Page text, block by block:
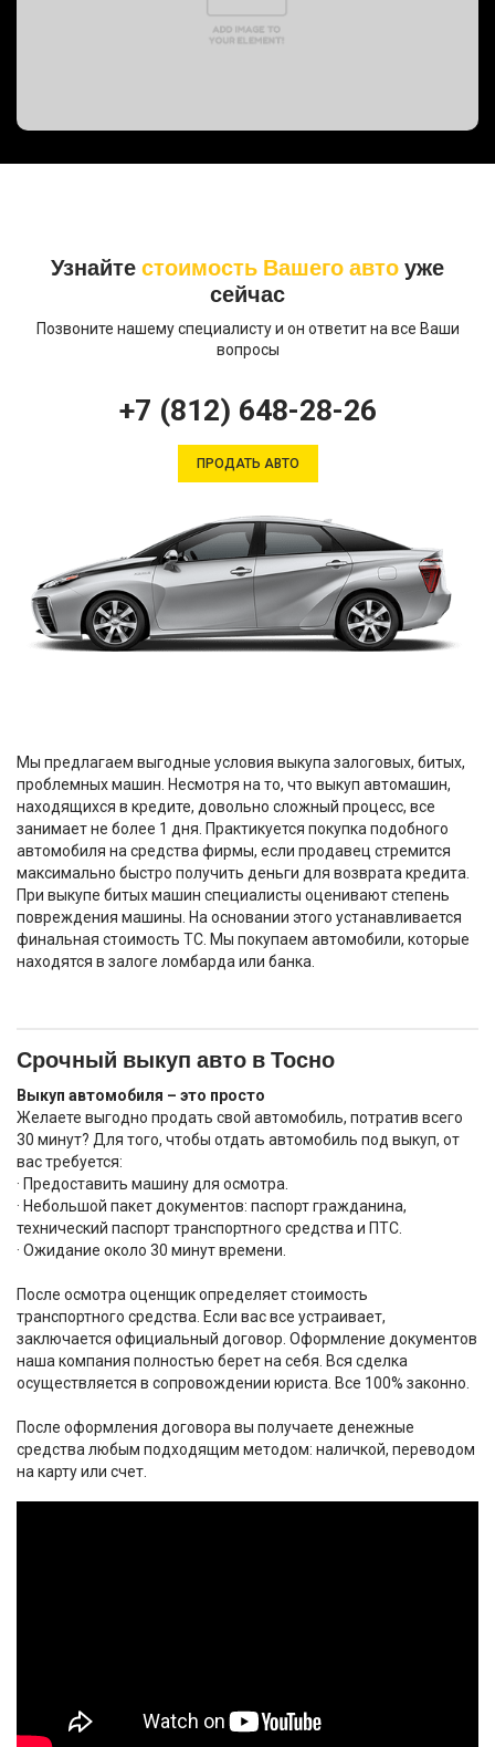
Узнайтестоимость Вашего автоуже
сейчас
Позвоните нашему специалисту и он ответит на все Ваши
вопросы
+7 (812) 648-28-26
ПРОДАТЬ АВТО
Мы предлагаем выгодные условия выкупа залоговых, битых,
проблемных машин. Несмотря на то, что выкуп автомашин,
находящихся в кредите, довольно сложный процесс, все
занимает не более 1 дня. Практикуется покупка подобного
автомобиля на средства фирмы, если продавец стремится
максимально быстро получить деньги для возврата кредита.
При выкупе битых машин специалисты оценивают степень
повреждения машины. На основании этого устанавливается
финальная стоимость ТС. Мы покупаем автомобили, которые
находятся в залоге ломбарда или банка.
Срочный выкуп авто в Тосно
Выкуп автомобиля – это просто
Желаете выгодно продать свой автомобиль, потратив всего
30 минут? Для того, чтобы отдать автомобиль под выкуп, от
вас требуется:
· Предоставить машину для осмотра.
· Небольшой пакет документов: паспорт гражданина,
технический паспорт транспортного средства и ПТС.
· Ожидание около 30 минут времени.
После осмотра оценщик определяет стоимость
транспортного средства. Если вас все устраивает,
заключается официальный договор. Оформление документов
наша компания полностью берет на себя. Вся сделка
осуществляется в сопровождении юриста. Все 100% законно.
После оформления договора вы получаете денежные
средства любым подходящим методом: наличкой, переводом
на карту или счет.